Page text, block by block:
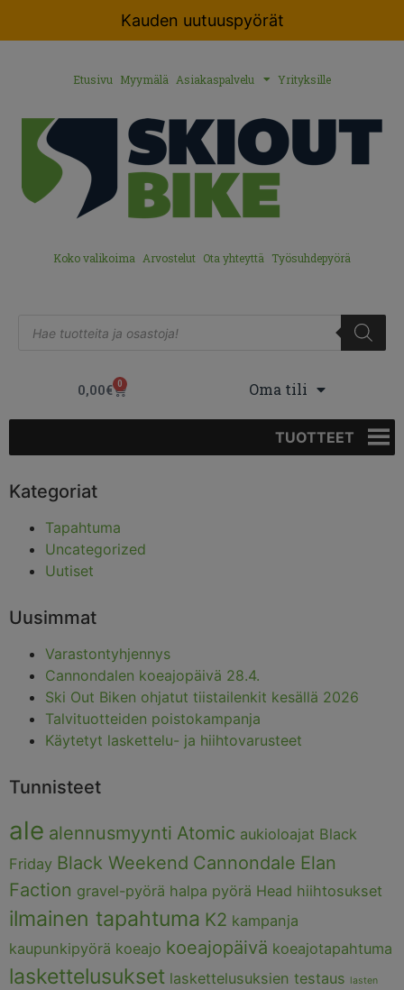
Kauden uutuuspyörät
Etusivu Myymälä Asiakaspalvelu Yrityksille
Koko valikoima Arvostelut Ota yhteyttä Työsuhdepyörä
0,00€ 0 Oma tili
TUOTTEET
Kategoriat
Tapahtuma
Uncategorized
Uutiset
Uusimmat
Varastontyhjennys
Cannondalen koeajopäivä 28.4.
Ski Out Biken ohjatut tiistailenkit kesällä 2026
Talvituotteiden poistokampanja
Käytetyt laskettelu- ja hiihtovarusteet
Tunnisteet
ale alennusmyynti Atomic aukioloajat Black
Friday Black Weekend Cannondale Elan
Faction gravel-pyörä halpa pyörä Head hiihtosukset
ilmainen tapahtuma K2 kampanja
kaupunkipyörä koeajo koeajopäivä koeajotapahtuma
laskettelusukset laskettelusuksien testaus lasten